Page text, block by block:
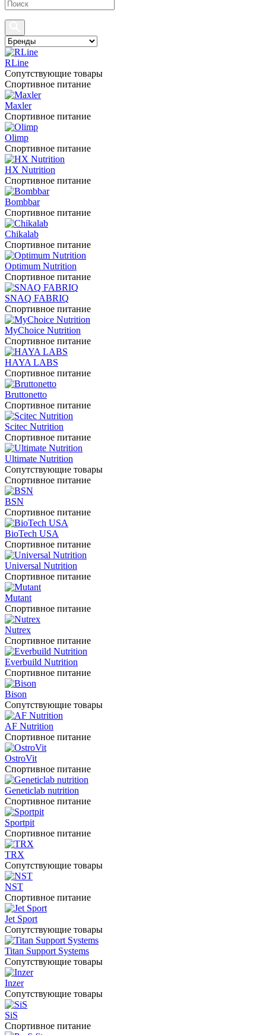
RLine
Сопутствующие товары
Спортивное питание
Maxler
Спортивное питание
Olimp
Спортивное питание
HX Nutrition
Спортивное питание
Bombbar
Спортивное питание
Chikalab
Спортивное питание
Optimum Nutrition
Спортивное питание
SNAQ FABRIQ
Спортивное питание
MyChoice Nutrition
Спортивное питание
HAYA LABS
Спортивное питание
Bruttonetto
Спортивное питание
Scitec Nutrition
Спортивное питание
Ultimate Nutrition
Сопутствующие товары
Спортивное питание
BSN
Спортивное питание
BioTech USA
Спортивное питание
Universal Nutrition
Спортивное питание
Mutant
Спортивное питание
Nutrex
Спортивное питание
Everbuild Nutrition
Спортивное питание
Bison
Сопутствующие товары
AF Nutrition
Спортивное питание
OstroVit
Спортивное питание
Geneticlab nutrition
Спортивное питание
Sportpit
Спортивное питание
TRX
Сопутствующие товары
NST
Спортивное питание
Jet Sport
Сопутствующие товары
Titan Support Systems
Сопутствующие товары
Inzer
Сопутствующие товары
SiS
Спортивное питание